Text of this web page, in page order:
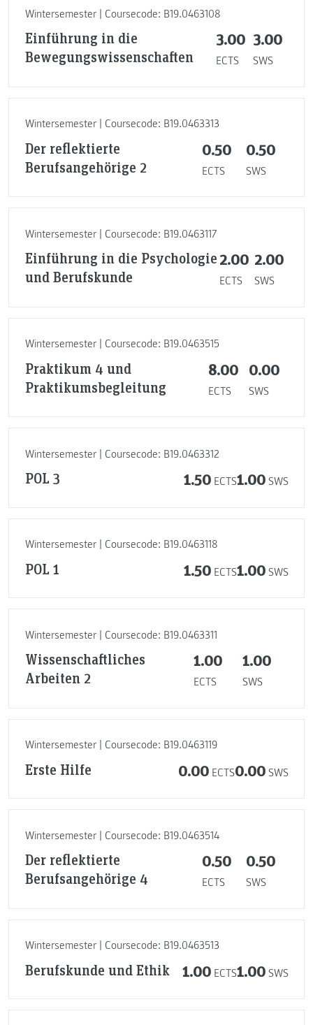
Wintersemester | Coursecode: B19.0463108
Einführung in die
Bewegungswissenschaften
3.00
ECTS
3.00
SWS
Wintersemester | Coursecode: B19.0463313
Der reflektierte
Berufsangehörige 2
0.50
ECTS
0.50
SWS
Wintersemester | Coursecode: B19.0463117
Einführung in die Psychologie
und Berufskunde
2.00
ECTS
2.00
SWS
Wintersemester | Coursecode: B19.0463515
Praktikum 4 und
Praktikumsbegleitung
8.00
ECTS
0.00
SWS
Wintersemester | Coursecode: B19.0463312
POL 3 1.50 ECTS1.00 SWS
Wintersemester | Coursecode: B19.0463118
POL 1 1.50 ECTS1.00 SWS
Wintersemester | Coursecode: B19.0463311
Wissenschaftliches
Arbeiten 2
1.00
ECTS
1.00
SWS
Wintersemester | Coursecode: B19.0463119
Erste Hilfe 0.00 ECTS0.00 SWS
Wintersemester | Coursecode: B19.0463514
Der reflektierte
Berufsangehörige 4
0.50
ECTS
0.50
SWS
Wintersemester | Coursecode: B19.0463513
Berufskunde und Ethik 1.00 ECTS1.00 SWS